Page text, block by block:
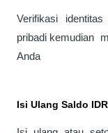
Verifikasi
pribadi kemudian
Anda
Isi Ulang Saldo IDR